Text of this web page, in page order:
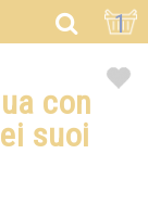
1
con
suoi